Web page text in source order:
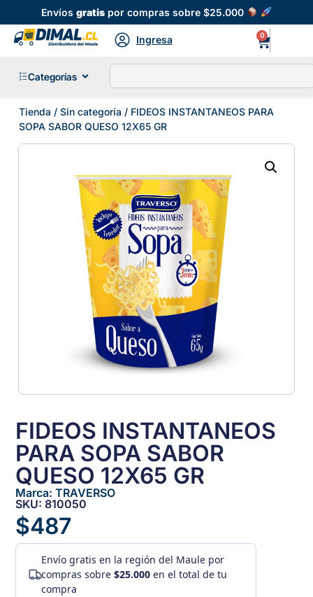
Envíosgratis por compras sobre $25.000
Ingresa 0
Categorías
Tienda / Sin categoría / FIDEOS INSTANTANEOS PARA
SOPA SABOR QUESO 12X65 GR
FIDEOS INSTANTANEOS
PARA SOPA SABOR
QUESO 12X65 GR
Marca:TRAVERSO
SKU: 810050
$487
Envío gratis en la región del Maule por
compras sobre$25.000 en el total de tu
compra